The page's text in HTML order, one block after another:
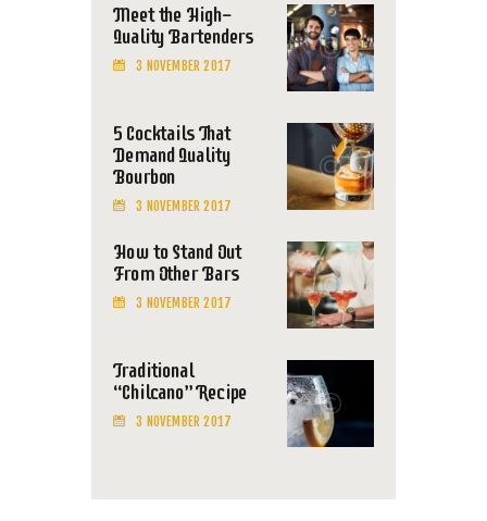
Meet the High-
Quality Bartenders
3 NOVEMBER 2017
5 Cocktails That
Demand Quality
Bourbon
3 NOVEMBER 2017
How to Stand Out
From Other Bars
3 NOVEMBER 2017
Traditional
“Chilcano” Recipe
3 NOVEMBER 2017